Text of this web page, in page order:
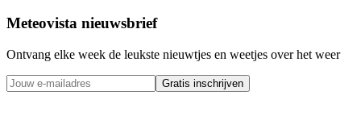
Meteovista nieuwsbrief
Ontvang elke week de leukste nieuwtjes en weetjes over het weer
Gratis inschrijven